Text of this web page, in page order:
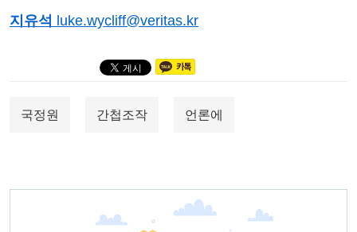
지유석 luke.wycliff@veritas.kr
국정원 간첩조작 언론에